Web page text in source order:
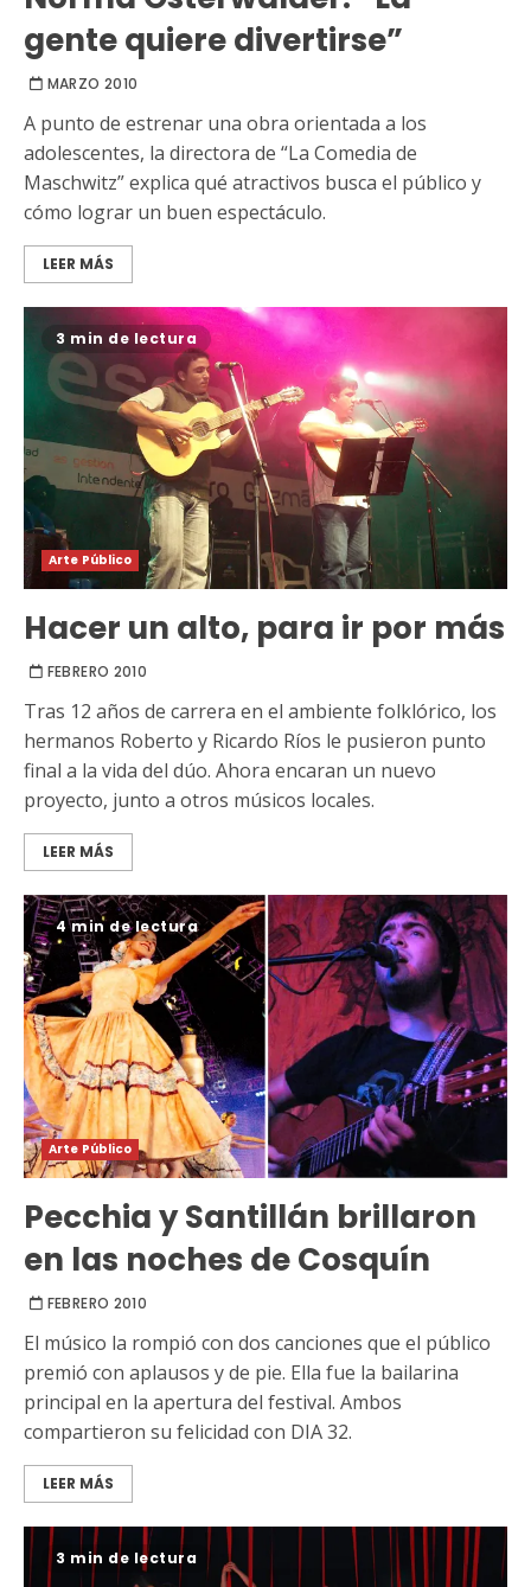
gente quiere divertirse”
MARZO 2010
A punto de estrenar una obra orientada a los
adolescentes, la directora de “La Comedia de
Maschwitz” explica qué atractivos busca el público y
cómo lograr un buen espectáculo.
LEER MÁS
3 min de lectura
Arte Público
Hacer un alto, para ir por más
FEBRERO 2010
Tras 12 años de carrera en el ambiente folklórico, los
hermanos Roberto y Ricardo Ríos le pusieron punto
final a la vida del dúo. Ahora encaran un nuevo
proyecto, junto a otros músicos locales.
LEER MÁS
4 min de lectura
Arte Público
Pecchia y Santillán brillaron
en las noches de Cosquín
FEBRERO 2010
El músico la rompió con dos canciones que el público
premió con aplausos y de pie. Ella fue la bailarina
principal en la apertura del festival. Ambos
compartieron su felicidad con DIA 32.
LEER MÁS
3 min de lectura